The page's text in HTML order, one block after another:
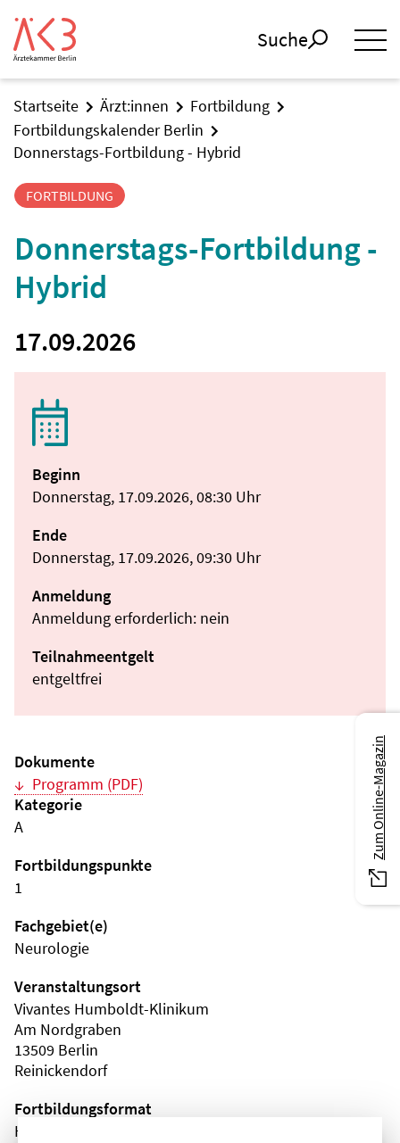
Suche
Startseite Ärzt:innen
Fortbildung
Fortbildungskalender Berlin
Donnerstags-Fortbildung - Hybrid
FORTBILDUNG
Donnerstags-Fortbildung -
Hybrid
17.09.2026
Beginn
Donnerstag, 17.09.2026, 08:30 Uhr
Ende
Donnerstag, 17.09.2026, 09:30 Uhr
Anmeldung
Anmeldung erforderlich: nein
Teilnahmeentgelt
entgeltfrei
Dokumente
Programm (PDF)
Kategorie
A
Fortbildungspunkte
1
Fachgebiet(e)
Neurologie
Veranstaltungsort
Vivantes Humboldt-Klinikum
Am Nordgraben
13509 Berlin
Reinickendorf
Fortbildungsformat
Hybrid
Zum Online-Magazin